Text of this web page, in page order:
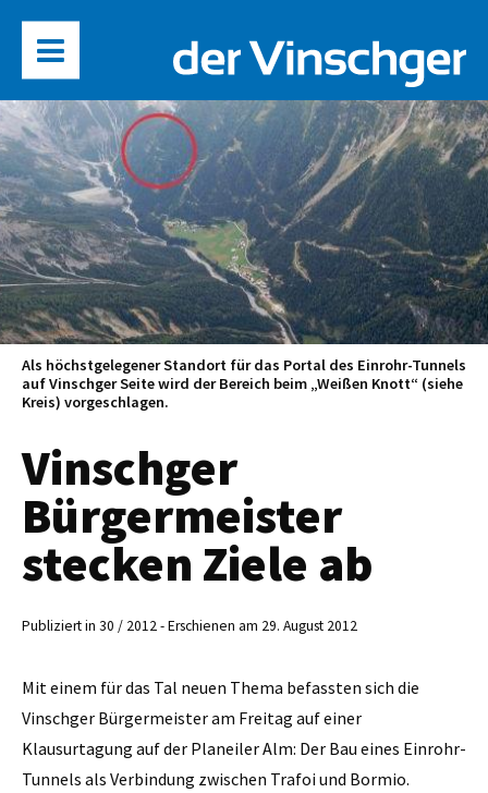
Als höchstgelegener Standort für das Portal des Einrohr-Tunnels
auf Vinschger Seite wird der Bereich beim „Weißen Knott“ (siehe
Kreis) vorgeschlagen.
Vinschger
Bürgermeister
stecken Ziele ab
Publiziert in 30 / 2012 - Erschienen am 29. August 2012
Mit einem für das Tal neuen Thema befassten sich die
Vinschger Bürgermeister am Freitag auf einer
Klausurtagung auf der Planeiler Alm: Der Bau eines Einrohr-
Tunnels als Verbindung zwischen Trafoi und Bormio.